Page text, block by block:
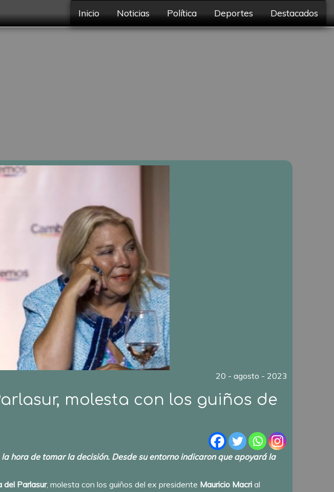
Inicio Noticias Política Deportes Destacados
20 - agosto - 2023
molesta con los guiños de
hora de tomar la decisión. Desde su entorno indicaron que apoyará la
del Parlasur, molesta con los guiños del ex presidente Mauricio Macri al